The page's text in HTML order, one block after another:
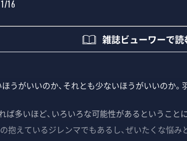
16
雑誌ビューワーで読
うがいいのか、それとも少ないほうがいいのか。
ば多いほど、いろいろな可能性があるということ
抱えているジレンマでもあるし、ぜいたくな悩み